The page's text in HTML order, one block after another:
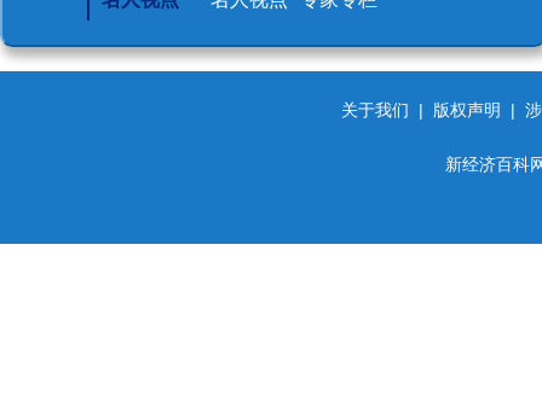
关于我们 | 版权声明 |
新经济百科